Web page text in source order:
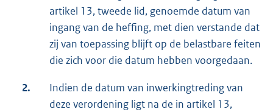
artikel 13, tweede lid, genoemde datum van
ingang van de heffing, met dien verstande dat
zij van toepassing blijft op de belastbare feiten
die zich voor die datum hebben voorgedaan.
2.
Indien de datum van inwerkingtreding van
deze verordening ligt na de in artikel 13,